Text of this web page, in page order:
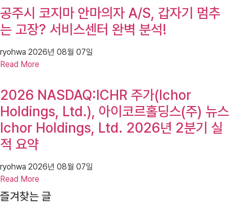
공주시 코지마 안마의자 A/S, 갑자기 멈추
는 고장? 서비스센터 완벽 분석!
ryohwa 2026년 08월 07일
Read More
2026 NASDAQ:ICHR 주가(Ichor
Holdings, Ltd.), 아이코르홀딩스(주) 뉴스
Ichor Holdings, Ltd. 2026년 2분기 실
적 요약
ryohwa 2026년 08월 07일
Read More
즐겨찾는 글